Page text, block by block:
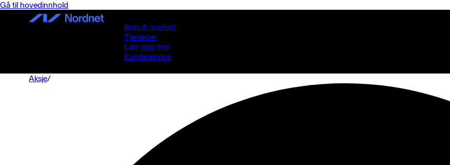
Gå til hovedinnhold
Børs & marked
Tjenester
Lær deg mer
Kundeservice
Aksje/